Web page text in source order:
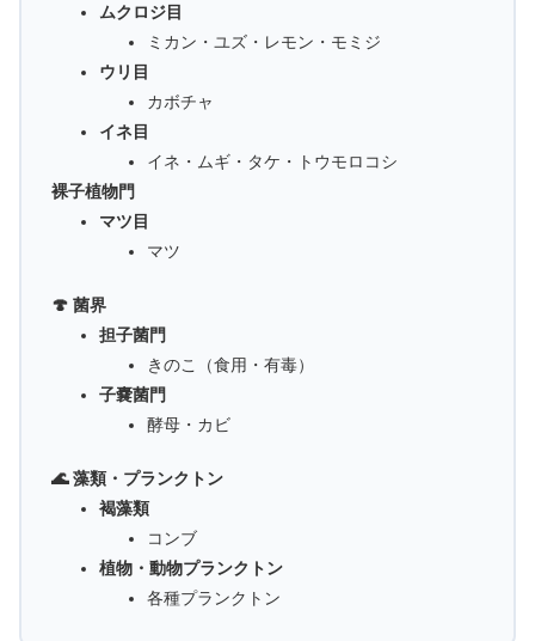
ムクロジ目
ミカン・ユズ・レモン・モミジ
ウリ目
カボチャ
イネ目
イネ・ムギ・タケ・トウモロコシ
裸子植物門
マツ目
マツ
🍄 菌界
担子菌門
きのこ（食用・有毒）
子嚢菌門
酵母・カビ
🌊 藻類・プランクトン
褐藻類
コンブ
植物・動物プランクトン
各種プランクトン